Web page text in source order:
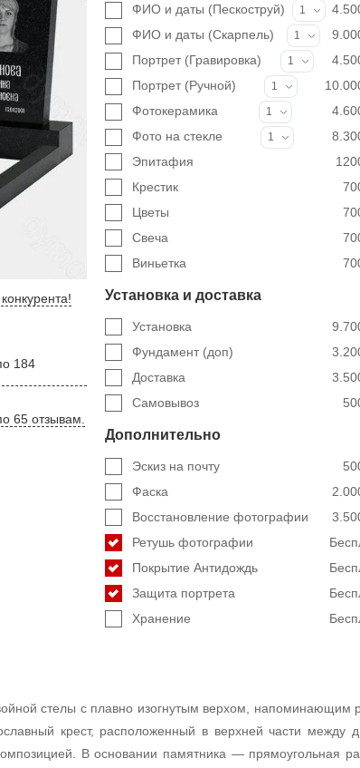
!
184
65 отзывам.
ФИО и даты (Пескоструй)
1
ФИО и даты (Скарпель)
1
Портрет (Гравировка)
1
Портрет (Ручной)
1
Фотокерамика
1
Фото на стекле
1
Эпитафия
Крестик
Цветы
Свеча
Виньетка
Установка и доставка
Установка
Фундамент (доп)
Доставка
Самовывоз
Дополнительно
Эскиз на почту
Фаска
Восстановление фотографии
Ретушь фотографии
Покрытие Антидождь
Защита портрета
Хранение
стелы с плавно изогнутым верхом, напоминающим
крест, расположенный в верхней части
В основании памятника — прямоугольная